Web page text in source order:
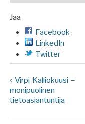
Jaa
Facebook
LinkedIn
Twitter
‹ Virpi Kalliokuusi –
monipuolinen
tietoasiantuntija